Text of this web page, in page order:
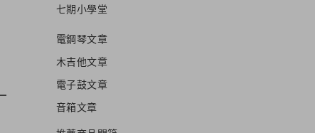
七期小學堂
電鋼琴文章
木吉他文章
電子鼓文章
音箱文章